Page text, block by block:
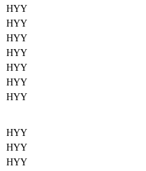
HYY
HYY
HYY
HYY
HYY
HYY
HYY
HYY
HYY
HYY